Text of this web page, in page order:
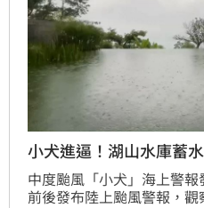
小犬進逼！湖山水庫蓄
中度颱風「小犬」海上警
前後發布陸上颱風警報，